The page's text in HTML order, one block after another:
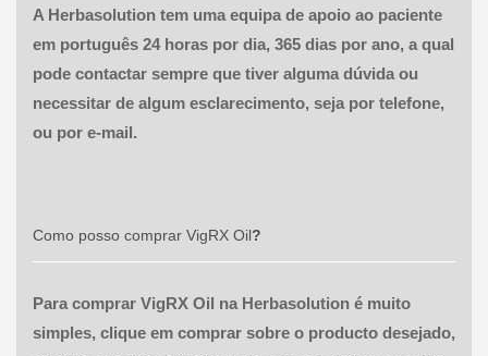
A Herbasolution tem uma equipa de apoio ao paciente
em português 24 horas por dia, 365 dias por ano, a qual
pode contactar sempre que tiver alguma dúvida ou
necessitar de algum esclarecimento, seja por telefone,
ou por e-mail.
Como posso comprar VigRX Oil?
Para comprar VigRX Oil na Herbasolution é muito
simples, clique em comprar sobre o producto desejado,